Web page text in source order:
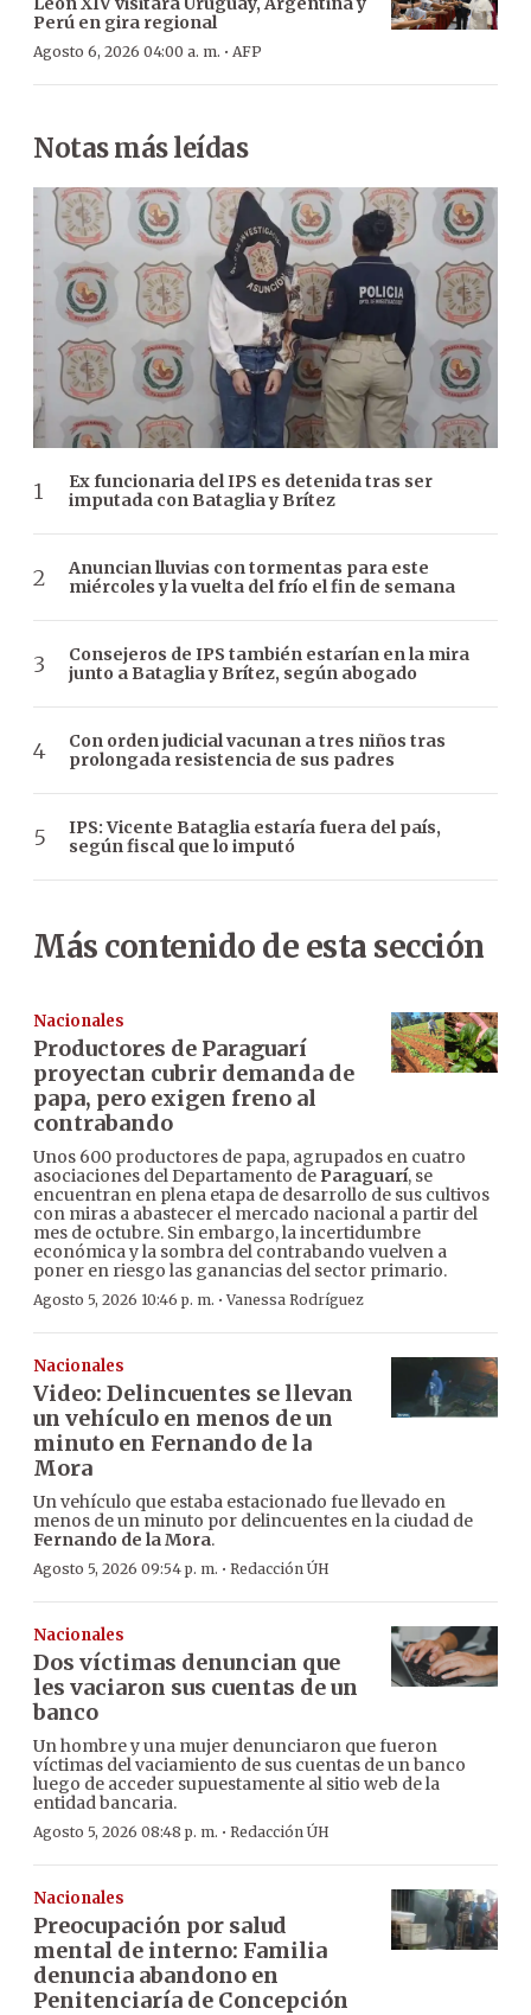
Perú en gira regional
Agosto 6, 2026 04:00 a. m. · AFP
Notas más leídas
Ex funcionaria del IPS es detenida tras ser
imputada con Bataglia y Brítez
Anuncian lluvias con tormentas para este
miércoles y la vuelta del frío el fin de semana
Consejeros de IPS también estarían en la mira
junto a Bataglia y Brítez, según abogado
Con orden judicial vacunan a tres niños tras
prolongada resistencia de sus padres
IPS: Vicente Bataglia estaría fuera del país,
según fiscal que lo imputó
Más contenido de esta sección
Nacionales
Productores de Paraguarí
proyectan cubrir demanda de
papa, pero exigen freno al
contrabando
Unos 600 productores de papa, agrupados en cuatro
asociaciones del Departamento de Paraguarí, se
encuentran en plena etapa de desarrollo de sus cultivos
con miras a abastecer el mercado nacional a partir del
mes de octubre. Sin embargo, la incertidumbre
económica y la sombra del contrabando vuelven a
poner en riesgo las ganancias del sector primario.
Agosto 5, 2026 10:46 p. m. ·Vanessa Rodríguez
Nacionales
Video: Delincuentes se llevan
un vehículo en menos de un
minuto en Fernando de la
Mora
Un vehículo que estaba estacionado fue llevado en
menos de un minuto por delincuentes en la ciudad de
Fernando de la Mora.
Agosto 5, 2026 09:54 p. m. · Redacción ÚH
Nacionales
Dos víctimas denuncian que
les vaciaron sus cuentas de un
banco
Un hombre y una mujer denunciaron que fueron
víctimas del vaciamiento de sus cuentas de un banco
luego de acceder supuestamente al sitio web de la
entidad bancaria.
Agosto 5, 2026 08:48 p. m. · Redacción ÚH
Nacionales
Preocupación por salud
mental de interno: Familia
denuncia abandono en
Penitenciaría de Concepción